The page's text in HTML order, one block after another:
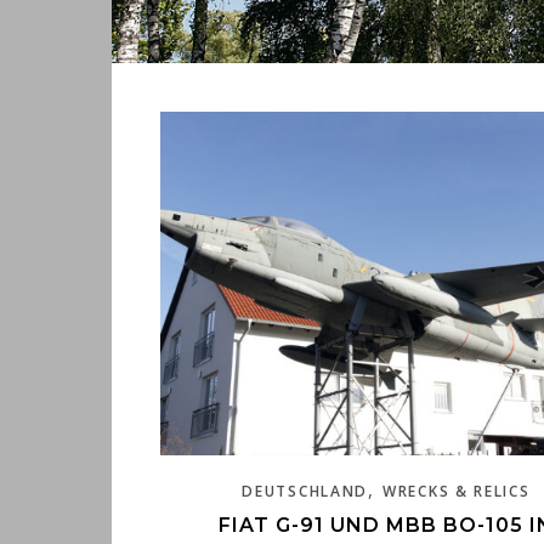
DEUTSCHLAND ,WRECKS & RELICS
FIAT G-91 UND MBB BO-105